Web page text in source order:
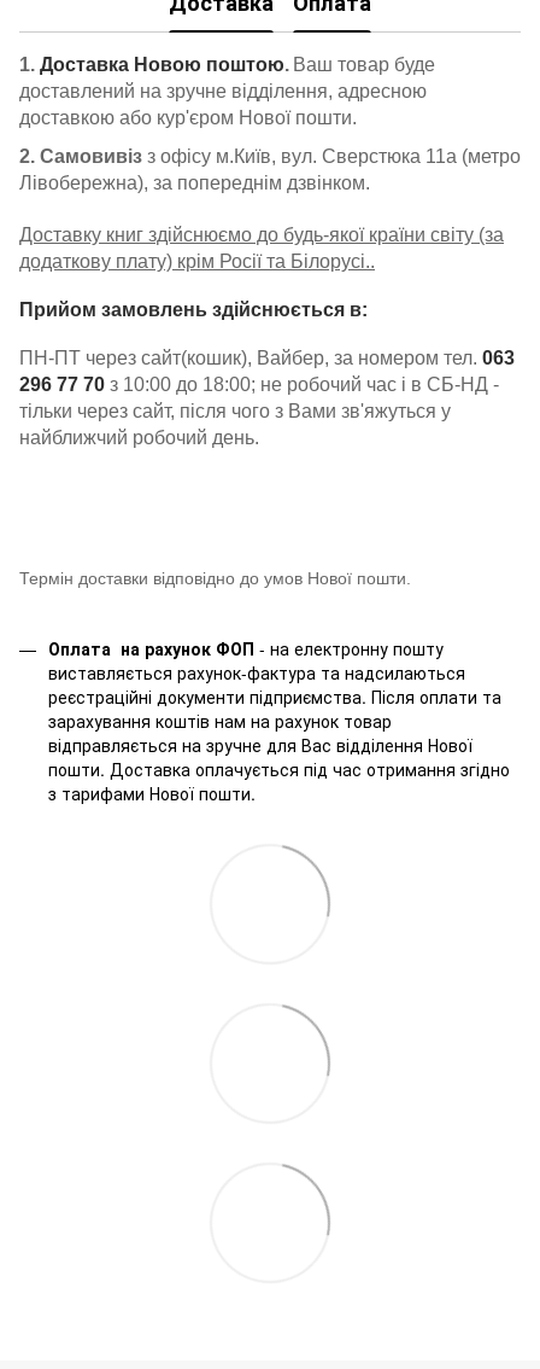
1. Доставка Новою поштою. Ваш товар буде
доставлений на зручне відділення, адресною
доставкою або кур'єром Нової пошти.
2. Самовивіз з офісу м.Київ, вул. Сверстюка 11а (метро
Лівобережна), за попереднім дзвінком.
Доставку книг здійснюємо до будь-якої країни світу (за
додаткову плату) крім Росії та Білорусі..
Прийом замовлень здійснюється в:
ПН-ПТ через сайт(кошик), Вайбер, за номером тел. 063
296 77 70 з 10:00 до 18:00; не робочий час і в СБ-НД -
тільки через сайт, після чого з Вами зв'яжуться у
найближчий робочий день.
Термін доставки відповідно до умов Нової пошти.
Оплата на рахунок ФОП - на електронну пошту
виставляється рахунок-фактура та надсилаються
реєстраційні документи підприємства. Після оплати та
зарахування коштів нам на рахунок товар
відправляється на зручне для Вас відділення Нової
пошти. Доставка оплачується під час отримання згідно
з тарифами Нової пошти.